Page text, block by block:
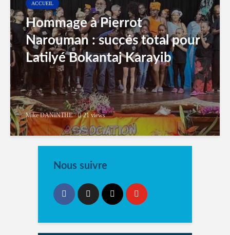
ACCUEIL
Hommage à Pierrot
Narouman : succés total pour
Latilyé Bokantaj Karayib
Mike DANINTHE 21 views
Nous suivre